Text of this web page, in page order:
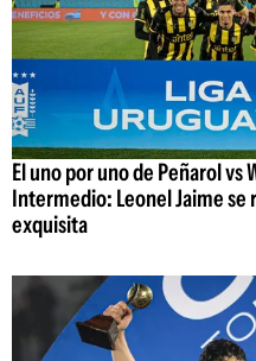
El uno por uno de Peñarol vs
Intermedio: Leonel Jaime se
exquisita